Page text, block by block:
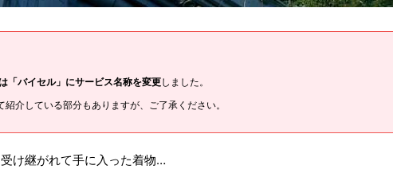
「バイセル」にサービス名称を変更しました。
介している部分もありますが、ご了承ください。
け継がれて手に入った着物…